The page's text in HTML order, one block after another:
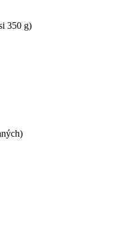
350 g)